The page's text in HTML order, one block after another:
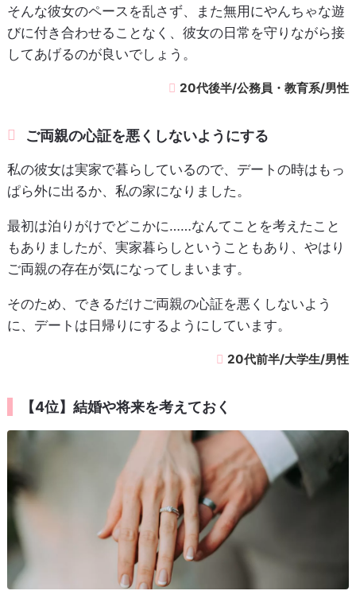
そんな彼女のペースを乱さず、また無用にやんちゃな遊
びに付き合わせることなく、彼女の日常を守りながら接
してあげるのが良いでしょう。
20代後半/公務員・教育系/男性
ご両親の心証を悪くしないようにする
私の彼女は実家で暮らしているので、デートの時はもっ
ぱら外に出るか、私の家になりました。
最初は泊りがけでどこかに……なんてことを考えたこと
もありましたが、実家暮らしということもあり、やはり
ご両親の存在が気になってしまいます。
そのため、できるだけご両親の心証を悪くしないよう
に、デートは日帰りにするようにしています。
20代前半/大学生/男性
【4位】結婚や将来を考えておく